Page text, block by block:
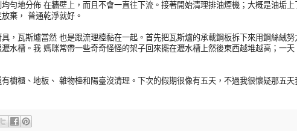
勻地分佈 在牆壁上，而且不會一直往下流。接著開始清理排油煙機；大概是油垢上
棄， 普通乾淨就好。
，瓦斯爐當然 也是跟流理檯黏在一起。首先把瓦斯爐的承載鋼板拆下來用鋼絲絨努
水槽。我 媽咪常帶一些奇奇怪怪的架子回來擺在瀝水槽上然後東西越堆越高；一天
櫥櫃、地板、 雜物檯和陽臺沒清理。下次的假期很像有五天，不過我很懷疑那五